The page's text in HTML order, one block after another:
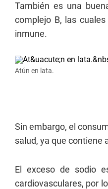
También es una
complejo B, las
inmune.
Atún en lata.
Sin embargo, el
salud, ya que contiene
El exceso de sodio
cardiovasculares, por